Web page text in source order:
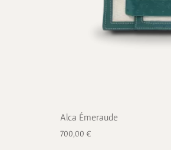
Alca Émeraude
700,00 €